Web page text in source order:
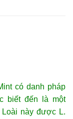
có danh pháp
biết đến là một
Loài này được L.